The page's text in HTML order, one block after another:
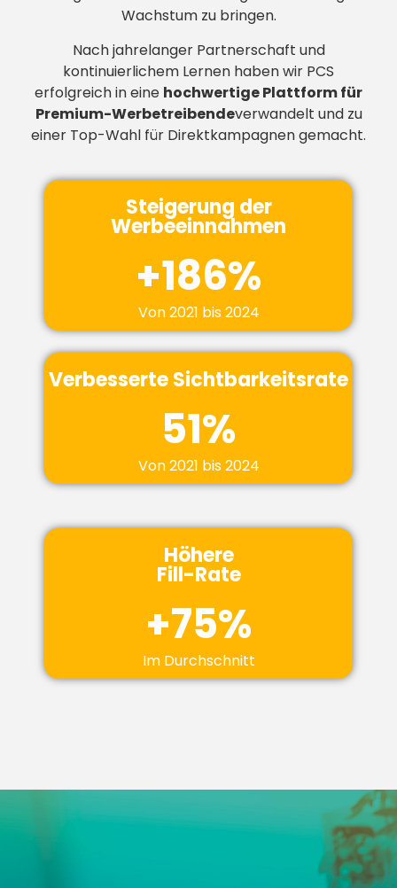
Wachstum zu bringen.
Nach jahrelanger Partnerschaft und
kontinuierlichem Lernen haben wir PCS
erfolgreich in eine hochwertige Plattform für
Premium-Werbetreibendeverwandelt und zu
einer Top-Wahl für Direktkampagnen gemacht.
Steigerung der
Werbeeinnahmen
Von 2021 bis 2024
+186%
Verbesserte Sichtbarkeitsrate
Von 2021 bis 2024
58%
Höhere
Fill-Rate
Im Durchschnitt
+76%